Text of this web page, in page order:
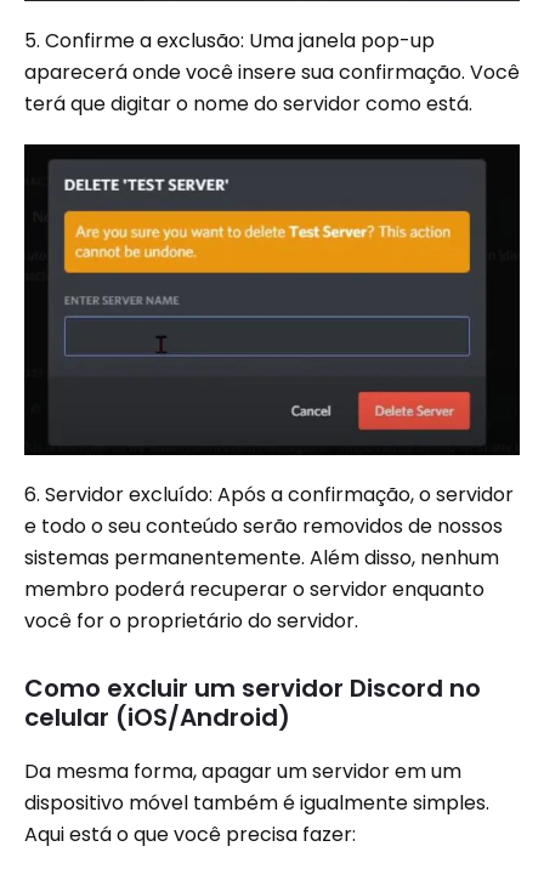
5. Confirme a exclusão: Uma janela pop-up
aparecerá onde você insere sua confirmação. Você
terá que digitar o nome do servidor como está.
6. Servidor excluído: Após a confirmação, o servidor
e todo o seu conteúdo serão removidos de nossos
sistemas permanentemente. Além disso, nenhum
membro poderá recuperar o servidor enquanto
você for o proprietário do servidor.
Como excluir um servidor Discord no
celular (iOS/Android)
Da mesma forma, apagar um servidor em um
dispositivo móvel também é igualmente simples.
Aqui está o que você precisa fazer: